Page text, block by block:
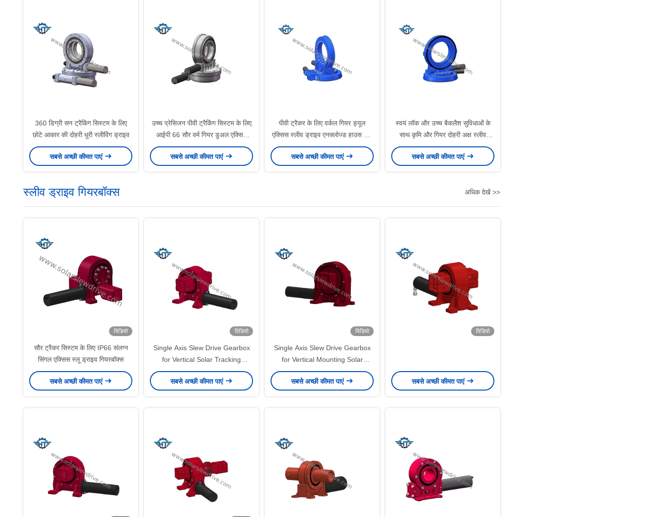
360 डिग्री सन ट्रैकिंग सिस्टम के लिए
छोटे आकार की दोहरी धुरी स्लीविंग ड्राइव
सबसे अच्छी कीमत पाएं
उच्च प्रेसिजन पीवी ट्रैकिंग सिस्टम के लिए
आईपी 66 सौर वर्म गियर डुअल एक्सिस
स्लीव ड्राइव
सबसे अच्छी कीमत पाएं
पीवी ट्रैकर के लिए वर्कल गियर ड्यूल
एक्सिस स्लीव ड्राइव एनक्लोज्ड हाउस और
स्मॉल बैकलैश के साथ
सबसे अच्छी कीमत पाएं
स्वयं लॉक और उच्च बैकलैश सुविधाओं के
साथ कृमि और गियर दोहरी अक्ष स्लीव
ड्राइव
सबसे अच्छी कीमत पाएं
स्लीव ड्राइव गियरबॉक्स अधिक देखें >>
विडियो
सौर ट्रैकर सिस्टम के लिए IP66 संलग्न
सिंगल एक्सिस स्लू ड्राइव गियरबॉक्स
सबसे अच्छी कीमत पाएं
विडियो
Single Axis Slew Drive Gearbox
for Vertical Solar Tracking
System
सबसे अच्छी कीमत पाएं
विडियो
Single Axis Slew Drive Gearbox
for Vertical Mounting Solar
Tracker
सबसे अच्छी कीमत पाएं
विडियो
सबसे अच्छी कीमत पाएं